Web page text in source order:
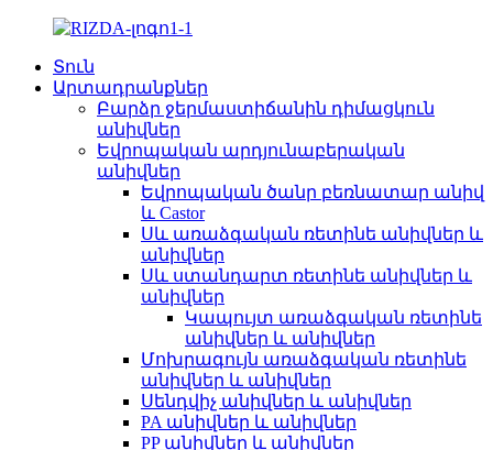
Տուն
Արտադրանքներ
Բարձր ջերմաստիճանին դիմացկուն
անիվներ
Եվրոպական արդյունաբերական
անիվներ
Եվրոպական ծանր բեռնատար անիվ
և Castor
Սև առաձգական ռետինե անիվներ և
անիվներ
Սև ստանդարտ ռետինե անիվներ և
անիվներ
Կապույտ առաձգական ռետինե
անիվներ և անիվներ
Մոխրագույն առաձգական ռետինե
անիվներ և անիվներ
Սենդվիչ անիվներ և անիվներ
PA անիվներ և անիվներ
PP անիվներ և անիվներ